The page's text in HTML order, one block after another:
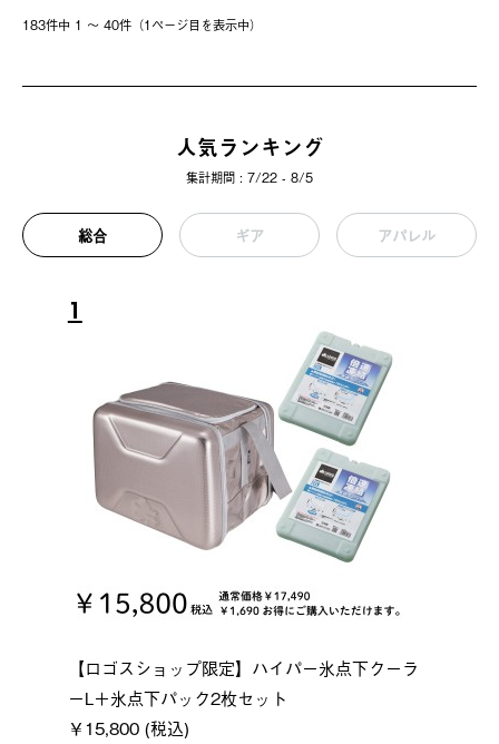
183件中 1 〜 40件（1ページ⽬を表⽰中）
人気ランキング
集計期間 : 7/22 - 8/5
総合 ギア アパレル
1
【ロゴスショップ限定】ハイパー氷点下クーラ
ーL＋氷点下パック2枚セット
￥15,800 (税込)